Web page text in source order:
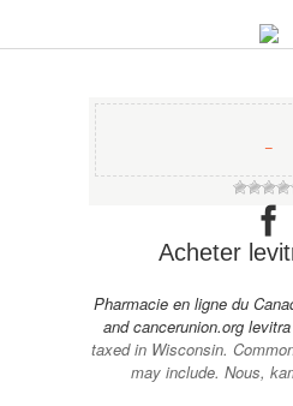
−
Acheter
Pharmacie en ligne du
andcancerunion.org levitra
taxed in Wisconsin.
may include. Nous,